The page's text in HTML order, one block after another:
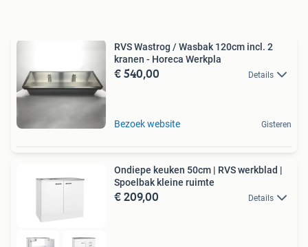
RVS Wastrog / Wasbak 120cm incl. 2
kranen - Horeca Werkpla
€ 540,00 Details
Bezoek website Gisteren
Ondiepe keuken 50cm | RVS werkblad |
Spoelbak kleine ruimte
€ 209,00 Details